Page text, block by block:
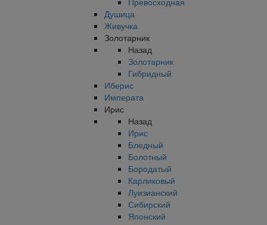
Душица
Живучка
Золотарник
Назад
Золотарник
Гибридный
Иберис
Императа
Ирис
Назад
Ирис
Бледный
Болотный
Бородатый
Карликовый
Луизианский
Сибирский
Японский